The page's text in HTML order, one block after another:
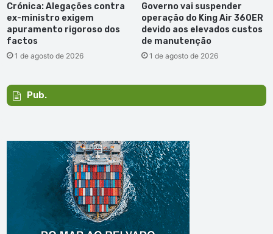
Crónica: Alegações contra
ex-ministro exigem
apuramento rigoroso dos
factos
1 de agosto de 2026
Governo vai suspender
operação do King Air 360ER
devido aos elevados custos
de manutenção
1 de agosto de 2026
Pub.